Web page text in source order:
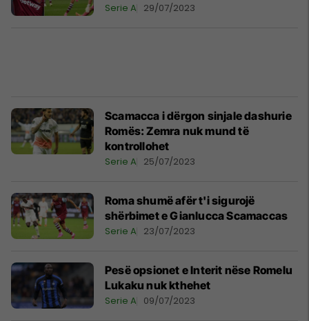
Serie A 29/07/2023
Scamacca i dërgon sinjale dashurie
Romës: Zemra nuk mund të
kontrollohet
Serie A 25/07/2023
Roma shumë afër t'i sigurojë
shërbimet e Gianlucca Scamaccas
Serie A 23/07/2023
Pesë opsionet e Interit nëse Romelu
Lukaku nuk kthehet
Serie A 09/07/2023